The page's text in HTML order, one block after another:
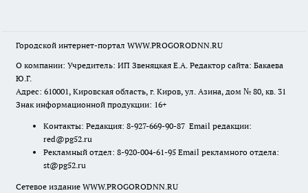
Городской интернет-портал WWW.PROGORODNN.RU
О компании: Учредитель: ИП Звеняцкая Е.А. Редактор сайта: Бакаева
Ю.Г.
Адрес: 610001, Кировская область, г. Киров, ул. Азина, дом № 80, кв. 31
Знак информационной продукции: 16+
Контакты: Редакция: 8-927-669-90-87 Email редакции:
red@pg52.ru
Рекламный отдел: 8-920-004-61-95 Email рекламного отдела:
st@pg52.ru
Сетевое издание WWW.PROGORODNN.RU